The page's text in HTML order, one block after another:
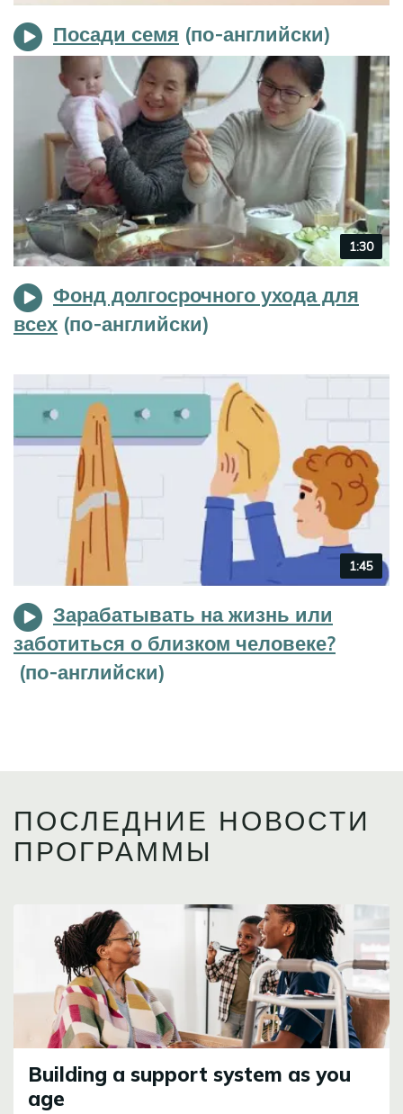
Посади семя
Video
duration
1:30
Фонд долгосрочного ухода для
всех
Video
duration
1:45
Зарабатывать на жизнь или
заботиться о близком человеке?
ПОСЛЕДНИЕ НОВОСТИ
ПРОГРАММЫ
Building a support system as you
age